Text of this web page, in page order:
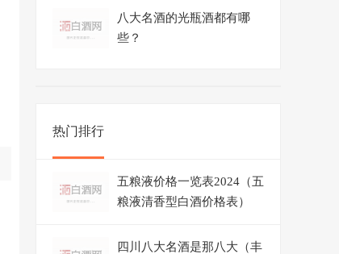
八大名酒的光瓶酒都有哪
些？
热门排行
五粮液价格一览表2024（五
粮液清香型白酒价格表）
四川八大名酒是那八大（丰